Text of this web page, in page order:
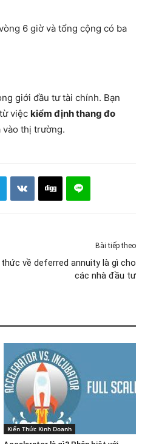
6 giờ và tổng cộng có ba
giới đầu tư tài chính. Bạn
việc kiểm định thang đo
vào thị trường.
Bài tiếp theo
về deferred annuity là gì cho
các nhà đầu tư
Kiến Thức Kinh Doanh